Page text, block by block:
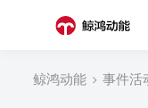
鲸鸿动能 > 事件活